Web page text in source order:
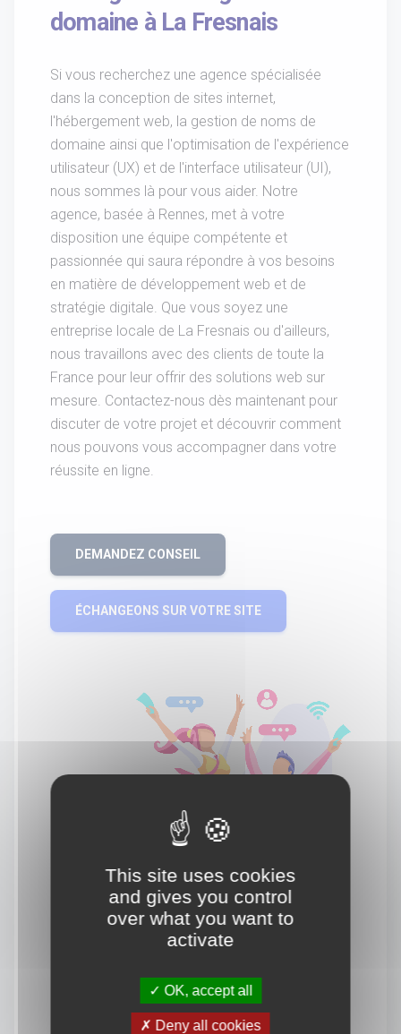
domaine à La Fresnais
Si vous recherchez une agence spécialisée
dans la conception de sites internet,
l'hébergement web, la gestion de noms de
domaine ainsi que l'optimisation de l'expérience
utilisateur (UX) et de l'interface utilisateur (UI),
nous sommes là pour vous aider. Notre
agence, basée à Rennes, met à votre
disposition une équipe compétente et
passionnée qui saura répondre à vos besoins
en matière de développement web et de
stratégie digitale. Que vous soyez une
entreprise locale de La Fresnais ou d'ailleurs,
nous travaillons avec des clients de toute la
France pour leur offrir des solutions web sur
mesure. Contactez-nous dès maintenant pour
discuter de votre projet et découvrir comment
nous pouvons vous accompagner dans votre
réussite en ligne.
DEMANDEZ CONSEIL
ÉCHANGEONS SUR VOTRE SITE
This site uses cookies
and gives you control
over what you want to
activate
OK, accept all
Deny all cookies